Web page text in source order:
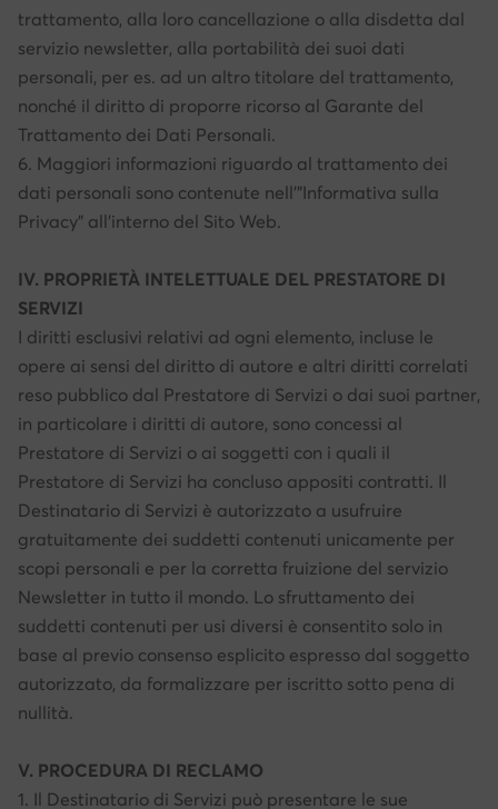
trattamento, alla loro cancellazione o alla disdetta dal
servizio newsletter, alla portabilità dei suoi dati
personali, per es. ad un altro titolare del trattamento,
nonché il diritto di proporre ricorso al Garante del
Trattamento dei Dati Personali.
6. Maggiori informazioni riguardo al trattamento dei
dati personali sono contenute nell’”Informativa sulla
Privacy” all’interno del Sito Web.
IV. PROPRIETÀ INTELETTUALE DEL PRESTATORE DI
SERVIZI
I diritti esclusivi relativi ad ogni elemento, incluse le
opere ai sensi del diritto di autore e altri diritti correlati
reso pubblico dal Prestatore di Servizi o dai suoi partner,
in particolare i diritti di autore, sono concessi al
Prestatore di Servizi o ai soggetti con i quali il
Prestatore di Servizi ha concluso appositi contratti. Il
Destinatario di Servizi è autorizzato a usufruire
gratuitamente dei suddetti contenuti unicamente per
scopi personali e per la corretta fruizione del servizio
Newsletter in tutto il mondo. Lo sfruttamento dei
suddetti contenuti per usi diversi è consentito solo in
base al previo consenso esplicito espresso dal soggetto
autorizzato, da formalizzare per iscritto sotto pena di
nullità.
V. PROCEDURA DI RECLAMO
1. Il Destinatario di Servizi può presentare le sue